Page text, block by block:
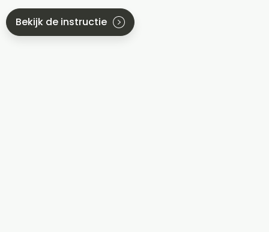
Bekijk de instructie